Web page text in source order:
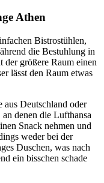
Athen
Bistrostühlen,
die Bestuhlung in
der größere Raum einen
lässt den Raum etwas
Deutschland oder
denen die Lufthansa
Snack nehmen und
weder bei der
Duschen, was nach
ein bisschen schade